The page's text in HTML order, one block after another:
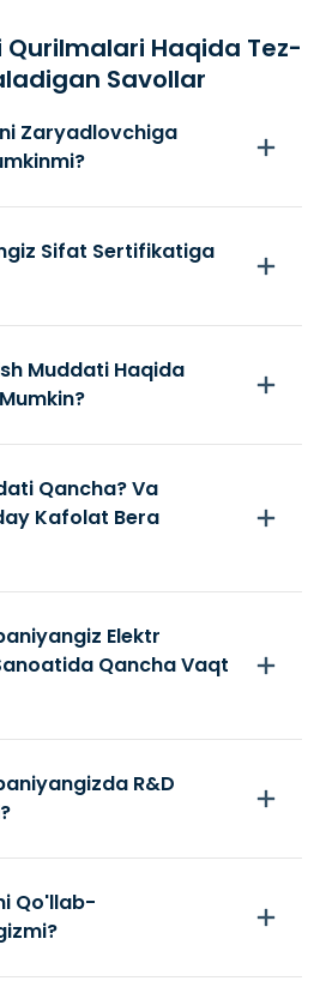
Qurilmalari Haqida Tez-
Savollar
Zaryadlovchiga
Sifat Sertifikatiga
Muddati Haqida
Qancha? Va
Kafolat Bera
Elektr
Qancha Vaqt
R&D
Qo'llab-